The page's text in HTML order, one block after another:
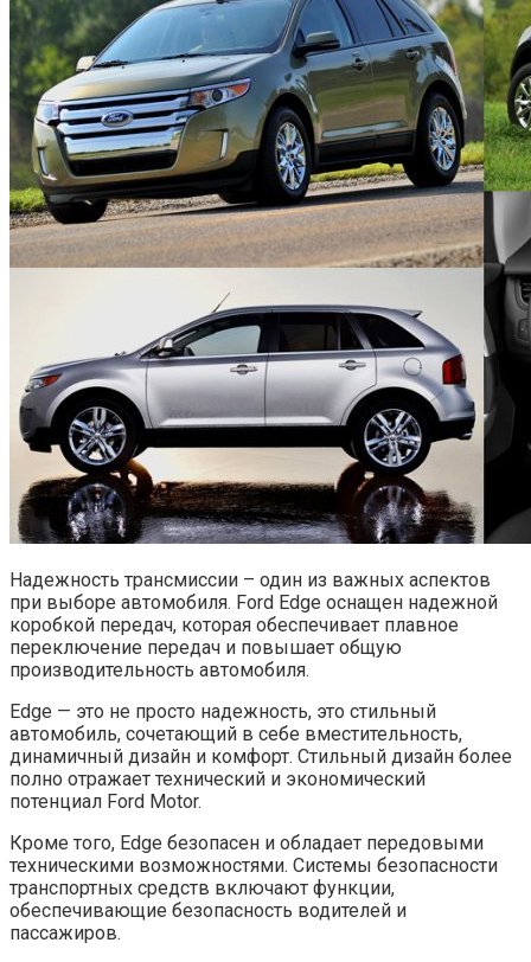
Надежность трансмиссии – один из важных аспектов
при выборе автомобиля. Ford Edge оснащен надежной
коробкой передач, которая обеспечивает плавное
переключение передач и повышает общую
производительность автомобиля.
Edge — это не просто надежность, это стильный
автомобиль, сочетающий в себе вместительность,
динамичный дизайн и комфорт. Стильный дизайн более
полно отражает технический и экономический
потенциал Ford Motor.
Кроме того, Edge безопасен и обладает передовыми
техническими возможностями. Системы безопасности
транспортных средств включают функции,
обеспечивающие безопасность водителей и
пассажиров.